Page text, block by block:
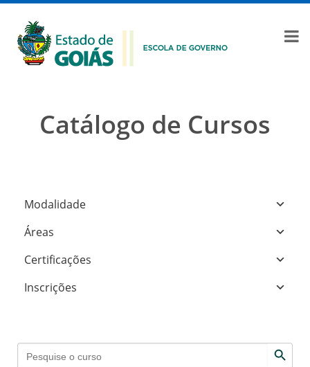
Catálogo de Cursos
Modalidade
Áreas
Certificações
Inscrições
Search
for:
Search